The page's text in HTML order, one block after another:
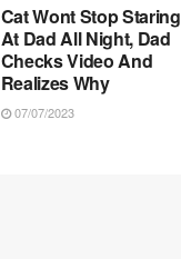
Cat Wont Stop Staring
At Dad All Night, Dad
Checks Video And
Realizes Why
07/07/2023